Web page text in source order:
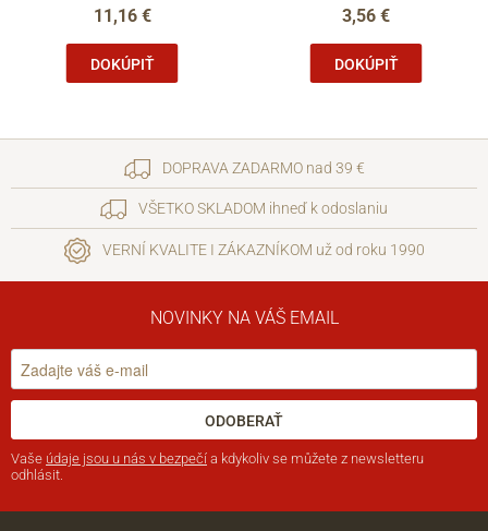
11,16 €
DOKÚPIŤ
3,56 €
DOKÚPIŤ
DOPRAVA ZADARMO nad 39 €
VŠETKO SKLADOM ihneď k odoslaniu
VERNÍ KVALITE I ZÁKAZNÍKOM už od roku 1990
NOVINKY NA VÁŠ EMAIL
ODOBERAŤ
Vaše údaje jsou u nás v bezpečí a kdykoliv se můžete z newsletteru
odhlásit.